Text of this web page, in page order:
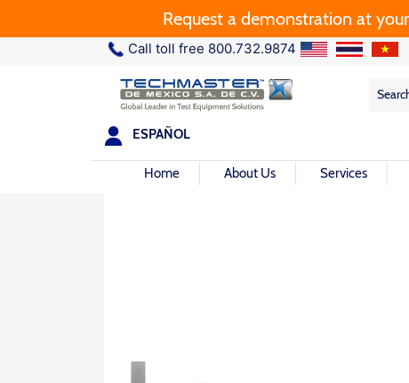
Request a demonstration at your plant.
Call toll free 800.732.9874
Search
Search
ESPAÑOL
Home About Us Services